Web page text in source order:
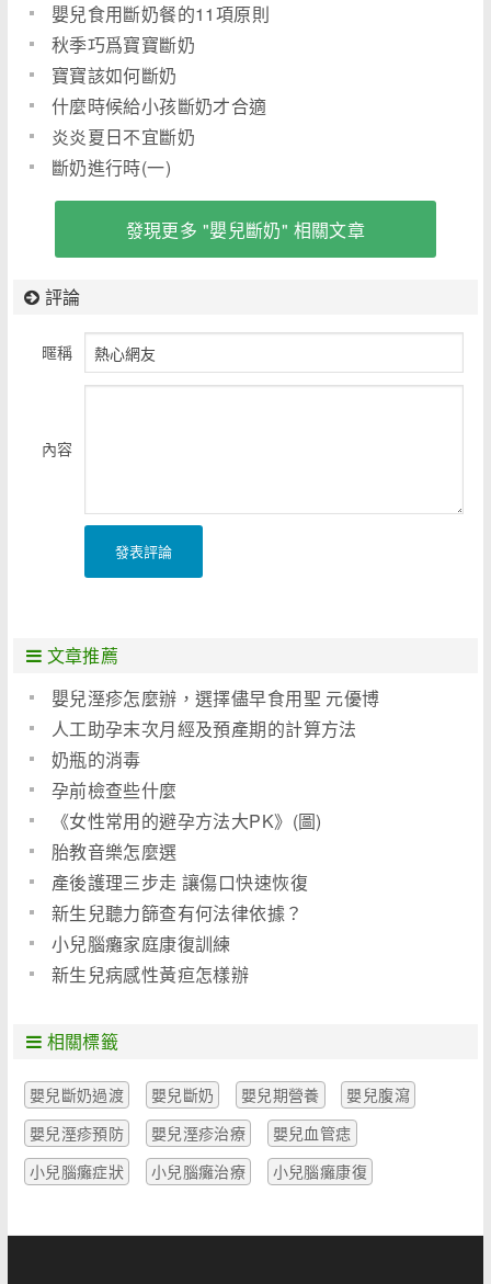
嬰兒食用斷奶餐的11項原則
秋季巧爲寶寶斷奶
寶寶該如何斷奶
什麼時候給小孩斷奶才合適
炎炎夏日不宜斷奶
斷奶進行時(一)
發現更多 "嬰兒斷奶" 相關文章
評論
暱稱
內容
發表評論
文章推薦
嬰兒溼疹怎麼辦，選擇儘早食用聖 元優博
人工助孕末次月經及預產期的計算方法
奶瓶的消毒
孕前檢查些什麼
《女性常用的避孕方法大PK》(圖)
胎教音樂怎麼選
產後護理三步走 讓傷口快速恢復
新生兒聽力篩查有何法律依據？
小兒腦癱家庭康復訓練
新生兒病感性黃疸怎樣辦
相關標籤
嬰兒斷奶過渡 嬰兒斷奶 嬰兒期營養
嬰兒腹瀉
嬰兒溼疹預防
嬰兒溼疹治療
嬰兒血管痣
小兒腦癱症狀
小兒腦癱治療 小兒腦癱康復